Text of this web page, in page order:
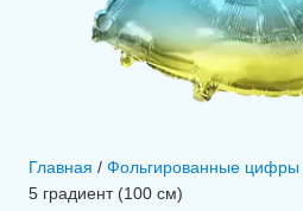
Главная / Фольгированные цифры
5 градиент (100 см)